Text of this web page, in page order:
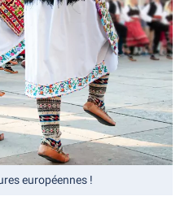
européennes !